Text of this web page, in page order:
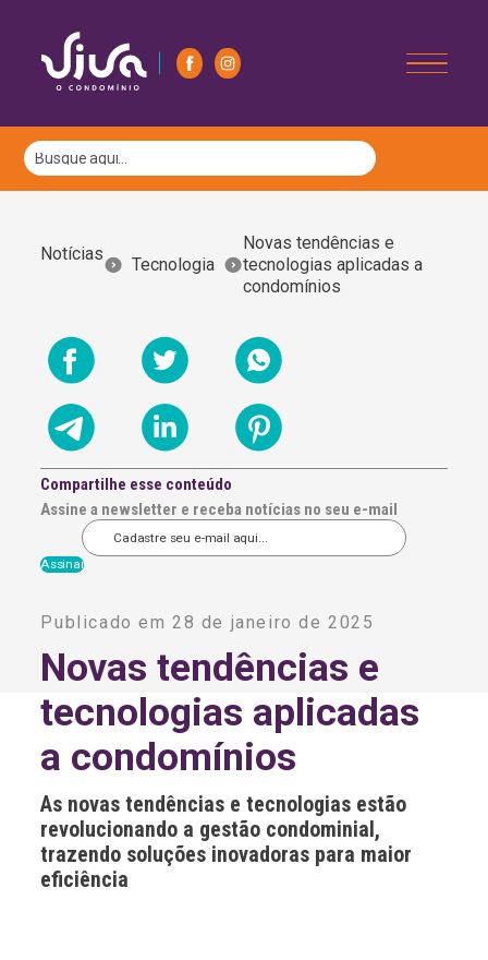
Notícias
Tecnologia
Novas tendências e
tecnologias aplicadas a
condomínios
Compartilhe esse conteúdo
Assine a newsletter e receba notícias no seu e-mail
t
n
a
t
v
:
Publicado em 28 de janeiro de 2025
Novas tendências e
tecnologias aplicadas
a condomínios
As novas tendências e tecnologias estão
revolucionando a gestão condominial,
trazendo soluções inovadoras para maior
eficiência